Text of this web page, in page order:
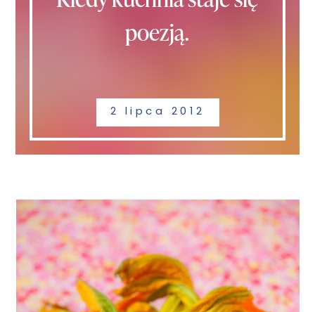
poezją.
2 lipca 2012